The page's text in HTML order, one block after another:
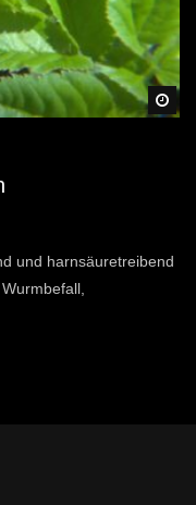
und harnsäuretreibend